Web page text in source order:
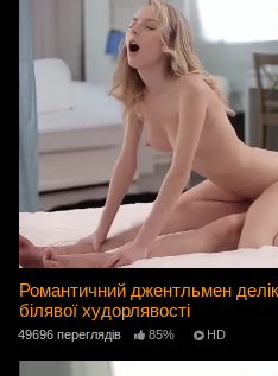
Романтичний джентльмен
білявої худорлявості
49696 переглядів 85% HD